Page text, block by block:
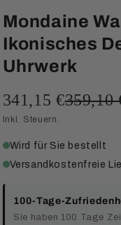
Mondaine
Ikonisches
Uhrwerk
341,15 €359,10
Inkl. Steuern.
Wird für Sie bestellt
Versandkostenfreie
100-Tage-
Sie haben 100 Tage